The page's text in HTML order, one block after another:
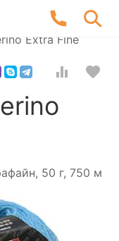
Extra Fine
50 г, 750 м